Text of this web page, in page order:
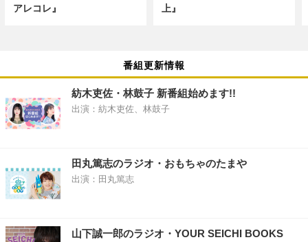
アレコレ』
上』
番組更新情報
紡木吏佐・林鼓子 新番組始めます!!
出演：紡木吏佐、林鼓子
田丸篤志のラジオ・おもちゃのたまや
出演：田丸篤志
山下誠一郎のラジオ・YOUR SEICHI BOOKS